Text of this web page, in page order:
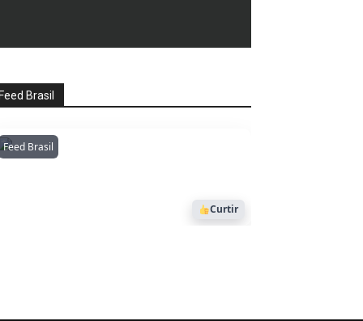
Brasil
Feed BrasilAmazonianarede
1053
Curtir